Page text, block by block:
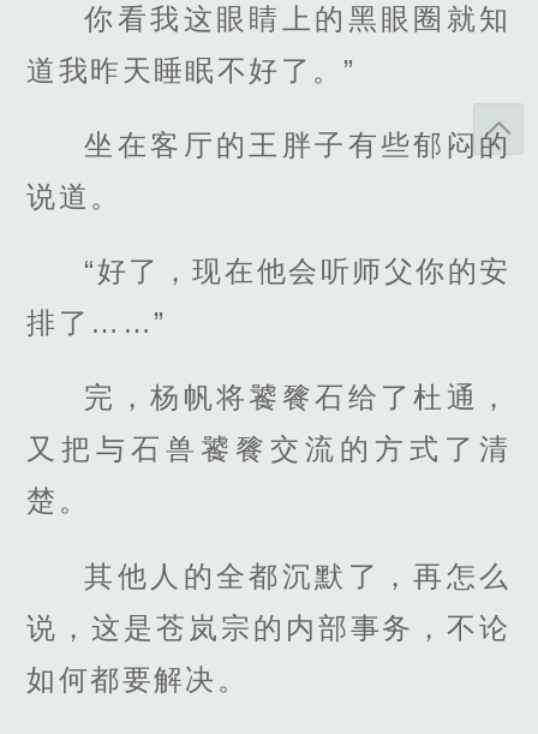
你看我这眼睛上的黑眼圈就知
道我昨天睡眠不好了。”
坐在客厅的王胖子有些郁闷的
说道。
“好了，现在他会听师父你的安
排了……”
完，杨帆将饕餮石给了杜通，
又把与石兽饕餮交流的方式了清
楚。
其他人的全都沉默了，再怎么
说，这是苍岚宗的内部事务，不论
如何都要解决。